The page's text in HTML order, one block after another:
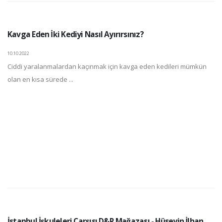
Kavga Eden İki Kediyi Nasıl Ayırırsınız?
10.10.2022
Ciddi yaralanmalardan kaçınmak için kavga eden kedileri mümkün
olan en kısa sürede ...